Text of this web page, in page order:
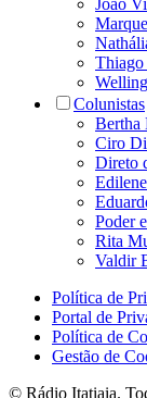
João
Thiago
Colunistas
Bertha
Ciro
Direto
Poder
Rita
Valdir
Política de
Portal de
Política de
Gestão de
© Rádio Itatiaia.